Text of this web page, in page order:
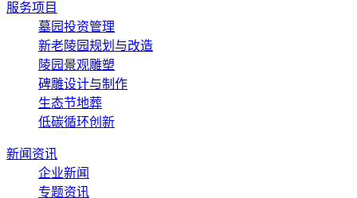
服务项目
墓园投资管理
新老陵园规划与改造
陵园景观雕塑
碑雕设计与制作
生态节地葬
低碳循环创新
新闻资讯
企业新闻
专题资讯